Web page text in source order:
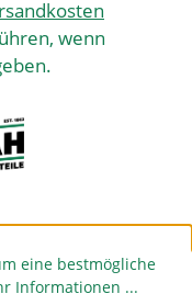
wenn
eine bestmögliche
Informationen ...